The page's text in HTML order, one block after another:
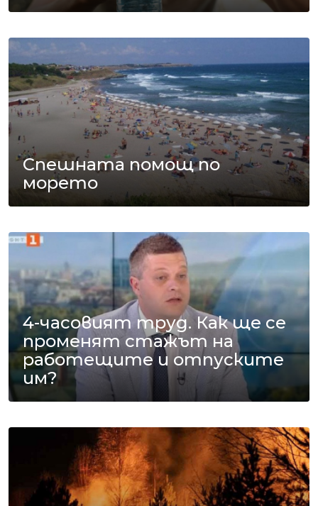
Спешната помощ по
морето
4-часовият труд. Как ще се
променят стажът на
работещите и отпуските
им?